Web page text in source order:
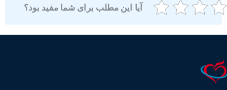
آیا این مطلب برای شما مفید بود؟